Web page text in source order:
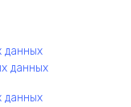
данных
данных
данных